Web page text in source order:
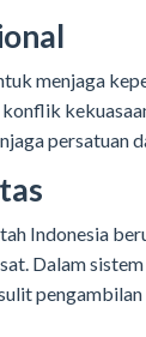
menjaga
persatuan
Indonesia
Dalam